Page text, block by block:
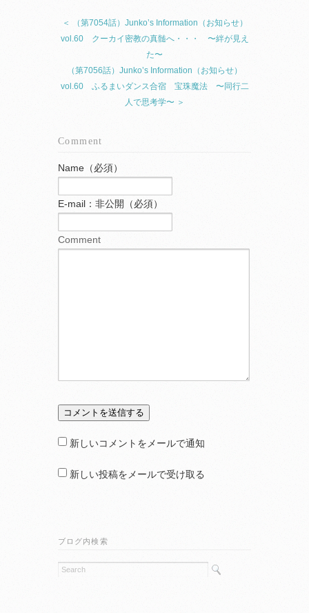
＜ （第7054話）Junko’s Information（お知らせ）
vol.60 クーカイ密教の真髄へ・・・ 〜絆が見え
た〜
（第7056話）Junko’s Information（お知らせ）
vol.60 ふるまいダンス合宿 宝珠魔法 〜同行二
人で思考学〜 ＞
Comment
Name（必須）
E-mail：非公開（必須）
Comment
新しいコメントをメールで通知
新しい投稿をメールで受け取る
ブログ内検索